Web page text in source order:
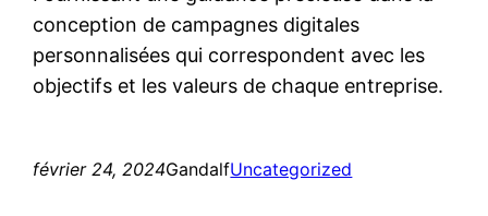
conception de campagnes digitales
personnalisées qui correspondent avec les
objectifs et les valeurs de chaque entreprise.
février 24, 2024GandalfUncategorized